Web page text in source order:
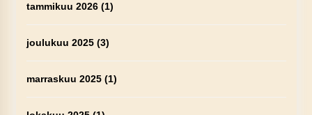
tammikuu 2026(1)
joulukuu 2025(3)
marraskuu 2025(1)